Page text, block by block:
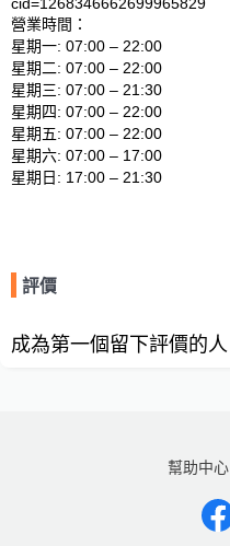
營業時間：
星期一: 07:00 – 22:00
星期二: 07:00 – 22:00
星期三: 07:00 – 21:30
星期四: 07:00 – 22:00
星期五: 07:00 – 22:00
星期六: 07:00 – 17:00
評價
成為第一個留下評價的人
幫助中心